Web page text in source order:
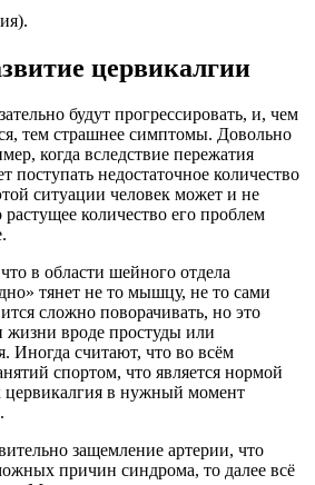
цервикалгии
будут прогрессировать, и, чем
тем страшнее симптомы. Довольно
когда вследствие пережатия
поступать недостаточное количество
ситуации человек может и не
растущее количество его проблем
в области шейного отдела
тянет не то мышцу, не то сами
сложно поворачивать, но это
жизни вроде простуды или
Иногда считают, что во всём
спортом, что является нормой
в нужный момент
защемление артерии, что
причин синдрома, то далее всё